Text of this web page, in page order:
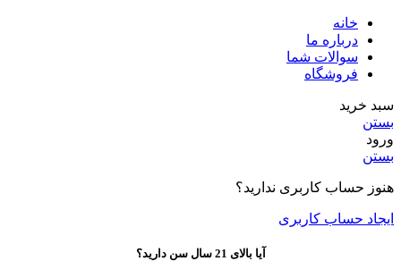
خانه
درباره ما
سوالات شما
فروشگاه
سبد خرید
بستن
ورود
بستن
هنوز حساب کاربری ندارید؟
ایجاد حساب کاربری
آیا بالای 21 سال سن دارید؟